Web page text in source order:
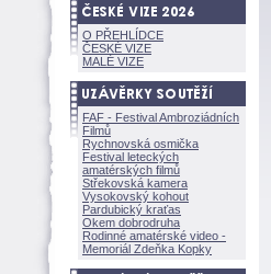
O PŘEHLÍDCE
ČESKÉ VIZE
MALÉ VIZE
FAF - Festival Ambroziádních
Filmů
Rychnovská osmička
Festival leteckých
amatérských filmů
Střekovská kamera
Vysokovský kohout
Pardubický kraťas
Okem dobrodruha
Rodinné amatérské video -
Memoriál Zdeňka Kopky